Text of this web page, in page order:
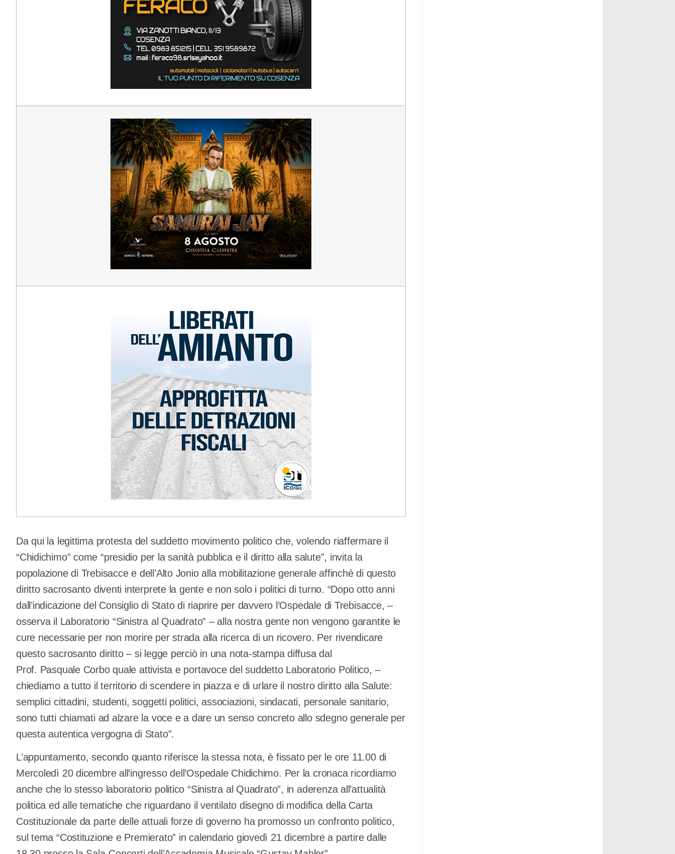
Da qui la legittima protesta del suddetto movimento politico che, volendo riaffermare il
“Chidichimo” come “presidio per la sanità pubblica e il diritto alla salute”, invita la
popolazione di Trebisacce e dell’Alto Jonio alla mobilitazione generale affinchè di questo
diritto sacrosanto diventi interprete la gente e non solo i politici di turno. “Dopo otto anni
dall’indicazione del Consiglio di Stato di riaprire per davvero l’Ospedale di Trebisacce, –
osserva il Laboratorio “Sinistra al Quadrato” – alla nostra gente non vengono garantite le
cure necessarie per non morire per strada alla ricerca di un ricovero. Per rivendicare
questo sacrosanto diritto – si legge perciò in una nota-stampa diffusa dal
Prof. Pasquale Corbo quale attivista e portavoce del suddetto Laboratorio Politico, –
chiediamo a tutto il territorio di scendere in piazza e di urlare il nostro diritto alla Salute:
semplici cittadini, studenti, soggetti politici, associazioni, sindacati, personale sanitario,
sono tutti chiamati ad alzare la voce e a dare un senso concreto allo sdegno generale per
questa autentica vergogna di Stato”.
L’appuntamento, secondo quanto riferisce la stessa nota, è fissato per le ore 11.00 di
Mercoledì 20 dicembre all’ingresso dell’Ospedale Chidichimo. Per la cronaca ricordiamo
anche che lo stesso laboratorio politico “Sinistra al Quadrato”, in aderenza all’attualità
politica ed alle tematiche che riguardano il ventilato disegno di modifica della Carta
Costituzionale da parte delle attuali forze di governo ha promosso un confronto politico,
sul tema “Costituzione e Premierato” in calendario giovedì 21 dicembre a partire dalle